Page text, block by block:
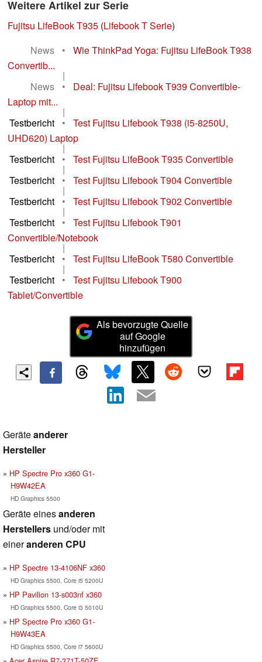
Weitere Artikel zur Serie
Fujitsu LifeBook T935 (Lifebook T Serie)
News
•
Wie ThinkPad Yoga: Fujitsu LifeBook T938
Convertib...
|
News
•
Deal: Fujitsu Lifebook T939 Convertible-
Laptop mit...
|
Testbericht
•
Test Fujitsu Lifebook T938 (i5-8250U,
UHD620) Laptop
|
Testbericht
• Test Fujitsu LifeBook T935 Convertible
|
Testbericht
• Test Fujitsu Lifebook T904 Convertible
|
Testbericht
• Test Fujitsu Lifebook T902 Convertible
|
Testbericht
•
Test Fujitsu Lifebook T901
Convertible/Notebook
|
Testbericht
• Test Fujitsu LifeBook T580 Convertible
|
Testbericht
•
Test Fujitsu Lifebook T900
Tablet/Convertible
Als bevorzugte Quelle
auf Google
hinzufügen
Geräteanderer
Hersteller
HP Spectre Pro x360 G1-
H9W42EA
HD Graphics 5500
Geräte einesanderen
Herstellers und/oder mit
eineranderen CPU
HP Spectre 13-4106NF x360
HD Graphics 5500, Core i5 5200U
HP Pavilion 13-s003nf x360
HD Graphics 5500, Core i3 5010U
HP Spectre Pro x360 G1-
H9W43EA
HD Graphics 5500, Core i7 5600U